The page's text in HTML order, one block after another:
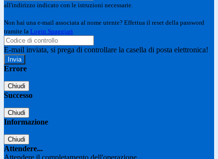
all'indirizzo indicato con le istruzioni necessarie.
Non hai una e-mail associata al nome utente? Effettua il reset della password
tramite la Login Spaggiari
E-mail inviata, si prega di controllare la casella di posta elettronica!
Errore
Chiudi
Successo
Chiudi
Informazione
Chiudi
Attendere...